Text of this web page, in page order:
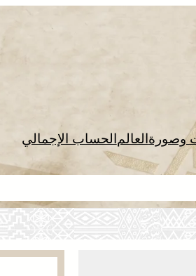
وصورة العالم الحساب الإجمالي